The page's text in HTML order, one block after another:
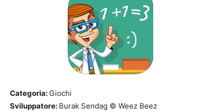
Categoria: Giochi
Sviluppatore: Burak Sendag © Weez Beez